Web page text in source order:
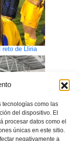
tecnologías como las
del dispositivo. El
procesar datos como el
únicas en este sitio.
negativamente a
reto de Lliria